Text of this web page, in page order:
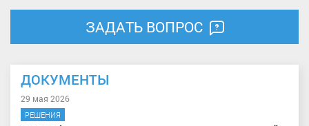
ЗАДАТЬ ВОПРОС
ДОКУМЕНТЫ
29 мая 2026
РЕШЕНИЯ